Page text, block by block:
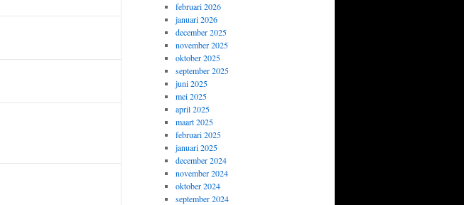
februari 2026
januari 2026
december 2025
november 2025
oktober 2025
september 2025
juni 2025
mei 2025
april 2025
maart 2025
februari 2025
januari 2025
december 2024
november 2024
oktober 2024
september 2024